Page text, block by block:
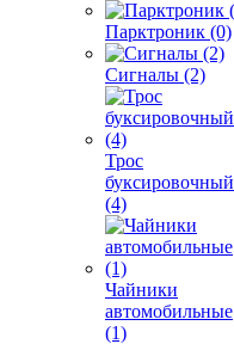
Парктроник (0)
Сигналы (2)
Трос
буксировочный
(4)
Чайники
автомобильные
(1)